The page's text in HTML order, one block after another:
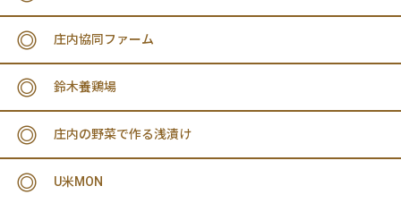
庄内協同ファーム
鈴木養鶏場
庄内の野菜で作る浅漬け
U米MON